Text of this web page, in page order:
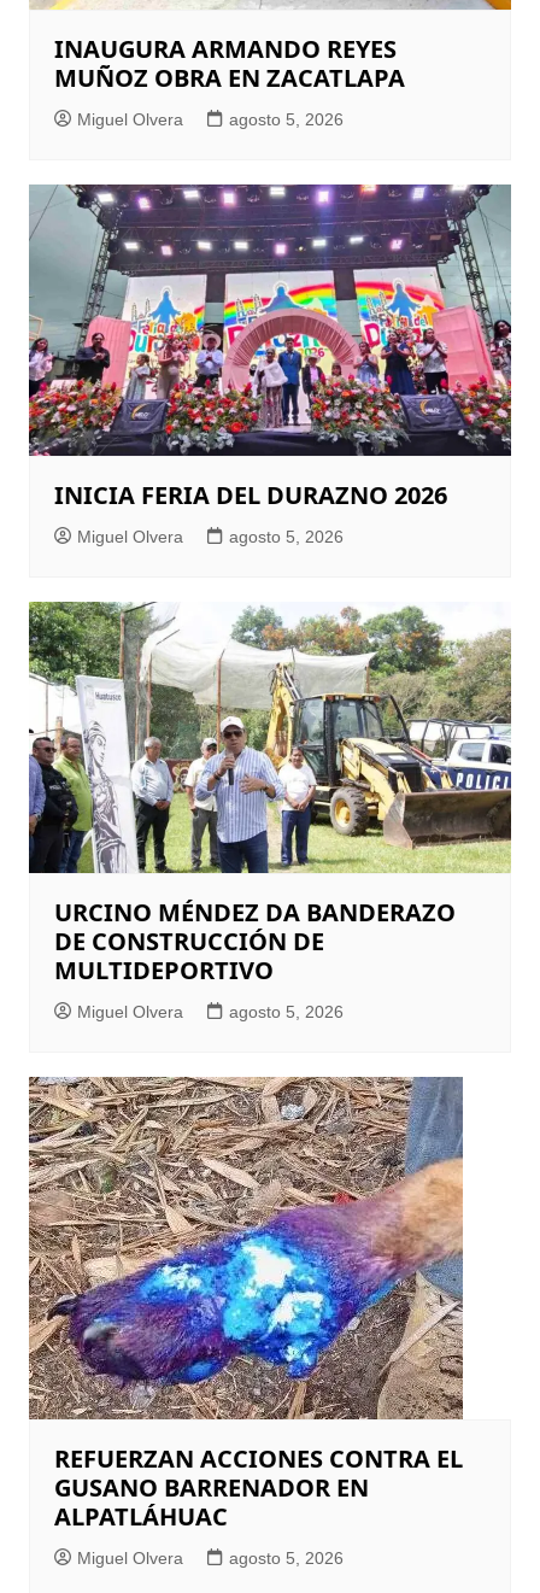
INAUGURA ARMANDO REYES
MUÑOZ OBRA EN ZACATLAPA
Miguel Olvera agosto 5, 2026
INICIA FERIA DEL DURAZNO 2026
Miguel Olvera agosto 5, 2026
URCINO MÉNDEZ DA BANDERAZO
DE CONSTRUCCIÓN DE
MULTIDEPORTIVO
Miguel Olvera agosto 5, 2026
REFUERZAN ACCIONES CONTRA EL
GUSANO BARRENADOR EN
ALPATLÁHUAC
Miguel Olvera agosto 5, 2026